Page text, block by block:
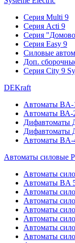
Серия Multi 9
Серия Acti 9
Серия
Серия Easy 9
Силовые
Доп.
Серия City 9
DEKraft
Автоматы BA-
Автоматы ВА-
Дифавтоматы
Дифавтоматы
Автоматы BA-
Автоматы силовые
Автоматы
Автоматы BA
Автоматы
Автоматы
Автоматы
Автоматы
Автоматы
Автоматы